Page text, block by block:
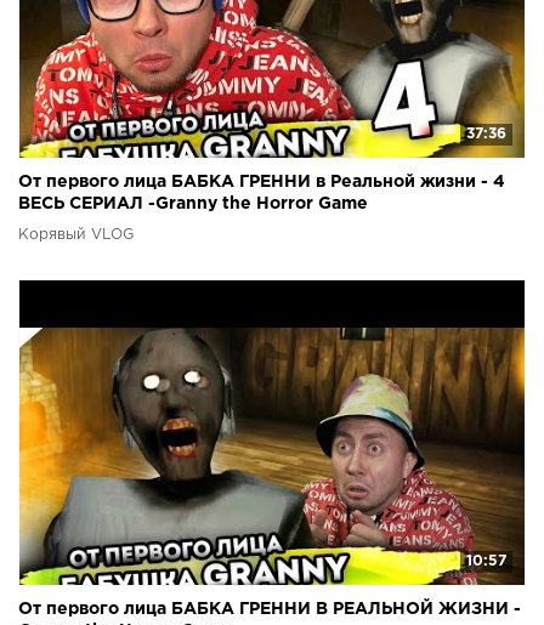
37:36
От первого лица БАБКА ГРЕННИ в Реальной жизни - 4
ВЕСЬ СЕРИАЛ -Granny the Horror Game
Корявый VLOG
10:57
От первого лица БАБКА ГРЕННИ В РЕАЛЬНОЙ ЖИЗНИ -